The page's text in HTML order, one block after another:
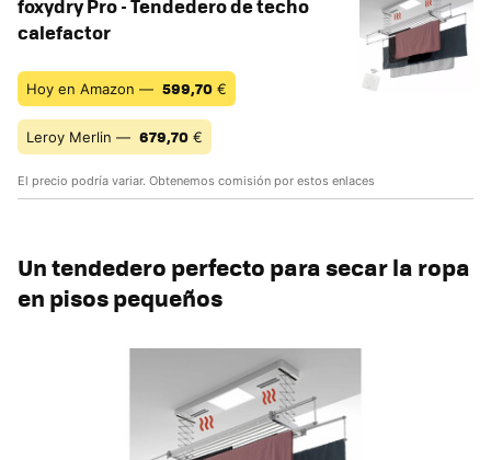
foxydry Pro - Tendedero de techo
calefactor
Hoy en Amazon — 599,70 €
Leroy Merlin — 679,70 €
El precio podría variar. Obtenemos comisión por estos enlaces
Un tendedero perfecto para secar la ropa
en pisos pequeños